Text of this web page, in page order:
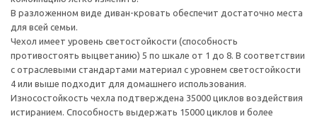
В разложенном виде диван-кровать обеспечит достаточно места
для всей семьи.
Чехол имеет уровень светостойкости (способность
противостоять выцветанию) 5 по шкале от 1 до 8. В соответствии
с отраслевыми стандартами материал с уровнем светостойкости
4 или выше подходит для домашнего использования.
Износостойкость чехла подтверждена 35000 циклов воздействия
истиранием. Способность выдержать 15000 циклов и более